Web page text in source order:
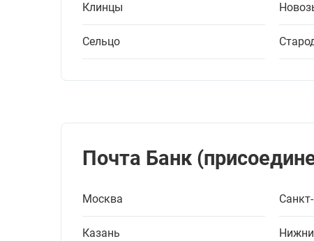
Клинцы
Сельцо
Почта Банк
Москва
Казань